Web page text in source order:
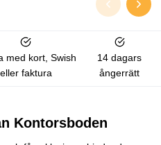
med kort, Swish
eller faktura
14 dagars
ångerrätt
Kontorsboden